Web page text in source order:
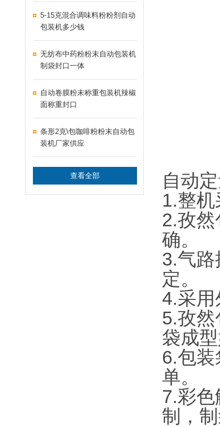
5-15克混合调味料粉粉剂自动
包装机多少钱
无纺布中药粉粉末自动包装机
制袋封口一体
自动卷膜粉末称重包装机辣椒
面称重封口
条形2克\包咖啡粉粉末自动包
装机厂家供应
查看全部
自动
1.整
2.孜
确。
3.气
定。
4.采
5.孜
袋成
6.包
单。
7.彩
制，